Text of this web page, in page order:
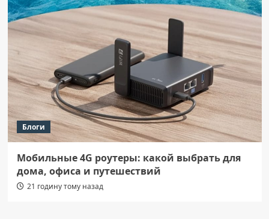
Блоги
Мобильные 4G роутеры: какой выбрать для
дома, офиса и путешествий
21 годину тому назад